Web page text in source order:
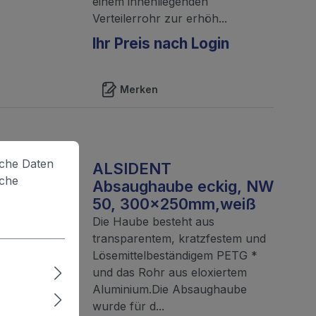
Verteilerrohr zur erhöh...
Ihr Preis nach Login
Merken
ALSIDENT
Absaughaube eckig, NW
50, 300x250mm,weiß
Die Haube besteht aus
transparentem, kratzfestem und
Lösemittelbeständigem PETG *
und das Rohr aus eloxiertem
Aluminium.Die Absaughaube
wurde für d...
Daten